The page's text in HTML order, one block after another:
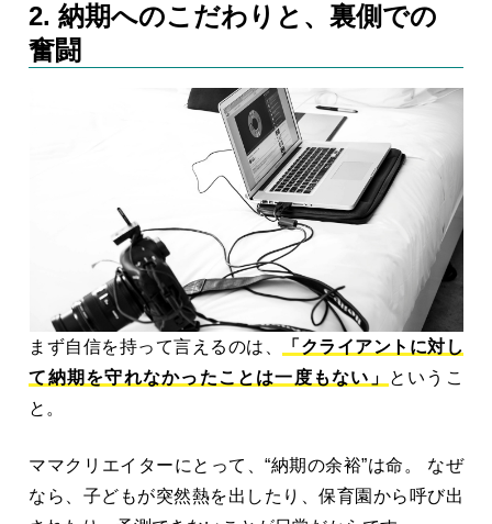
2. 納期へのこだわりと、裏側での
奮闘
まず自信を持って言えるのは、
「クライアントに対し
て納期を守れなかったことは一度もない」
というこ
と。
ママクリエイターにとって、“納期の余裕”は命。 なぜ
なら、子どもが突然熱を出したり、保育園から呼び出